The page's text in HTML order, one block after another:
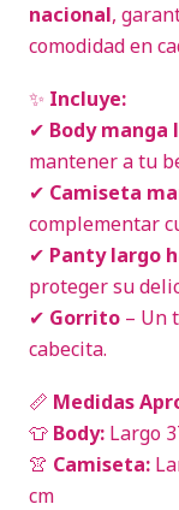
nacional,
comodidad en
✨ Incluye:
✔ Body manga
mantener a tu
✔ Camiseta
complementar
✔ Panty largo
proteger su
✔ Gorrito – Un
cabecita.
📏 Medidas
👕 Body: Largo
👚 Camiseta:
cm